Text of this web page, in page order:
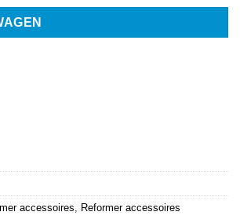
accessoires, Reformer accessoires